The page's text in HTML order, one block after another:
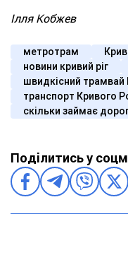
Ілля Кобжев
метротрам
новини кривий ріг
швидкісний трамвай
транспорт Кривого
скільки займає
Поділитись у